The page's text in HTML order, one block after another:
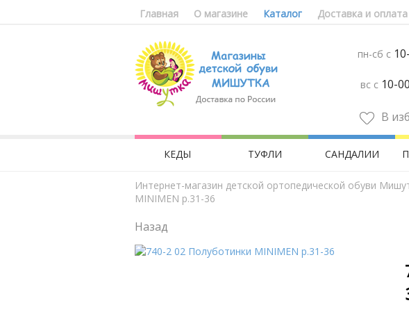
Главная О магазине Каталог Доставка и оплата
пн-сб с
вс с 10-00
В
КЕДЫ ТУФЛИ САНДАЛИИ
Интернет-магазин детской ортопедической обуви
MINIMEN р.31-36
Назад